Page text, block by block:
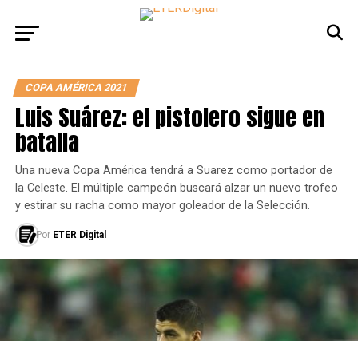
COPA AMÉRICA 2021
Luis Suárez: el pistolero sigue en
batalla
Una nueva Copa América tendrá a Suarez como portador de
la Celeste. El múltiple campeón buscará alzar un nuevo trofeo
y estirar su racha como mayor goleador de la Selección.
Por ETER Digital